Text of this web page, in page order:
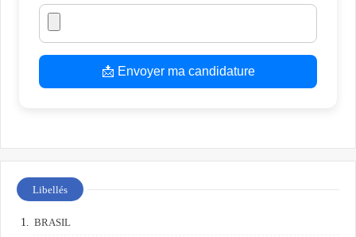
📩 Envoyer ma candidature
Libellés
BRASIL